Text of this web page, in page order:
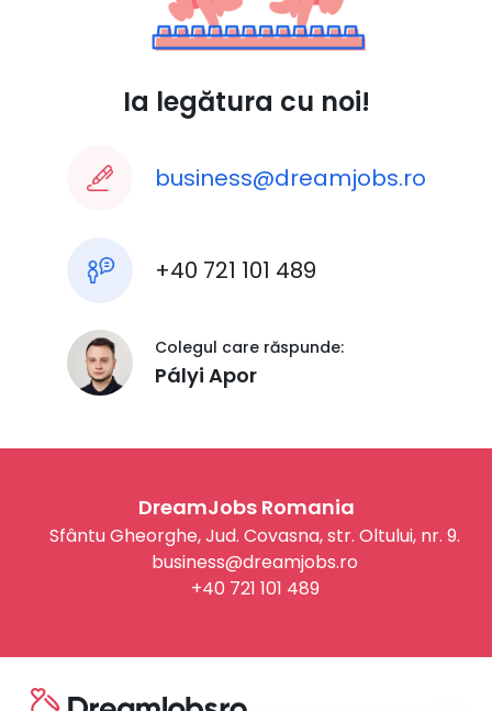
Ia legătura cu noi!
business@dreamjobs.ro
+40 721 101 489
Colegul care răspunde:
Pályi Apor
DreamJobs Romania
Sfântu Gheorghe, Jud. Covasna, str. Oltului, nr. 9.
business@dreamjobs.ro
+40 721 101 489